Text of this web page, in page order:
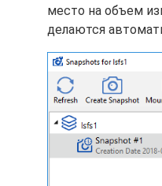
место на объем
делаются